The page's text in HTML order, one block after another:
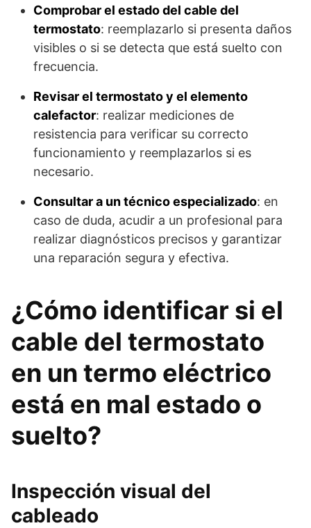
Comprobar el estado del cable del
termostato: reemplazarlo si presenta daños
visibles o si se detecta que está suelto con
frecuencia.
Revisar el termostato y el elemento
calefactor: realizar mediciones de
resistencia para verificar su correcto
funcionamiento y reemplazarlos si es
necesario.
Consultar a un técnico especializado: en
caso de duda, acudir a un profesional para
realizar diagnósticos precisos y garantizar
una reparación segura y efectiva.
¿Cómo identificar si el
cable del termostato
en un termo eléctrico
está en mal estado o
suelto?
Inspección visual del
cableado